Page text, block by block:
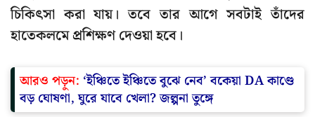
চিকিৎসা করা যায়। তবে তার আগে সবটাই তাঁদের
হাতেকলমে প্রশিক্ষণ দেওয়া হবে।
আরও পড়ুন: ‘ইঞ্চিতে ইঞ্চিতে বুঝে নেব’ বকেয়া DA কাণ্ডে
বড় ঘোষণা, ঘুরে যাবে খেলা? জল্পনা তুঙ্গে